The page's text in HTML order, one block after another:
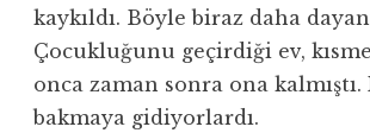
kaykıldı. Böyle biraz daha
Çocukluğunu geçirdiği ev,
onca zaman sonra ona
bakmaya gidiyorlardı.